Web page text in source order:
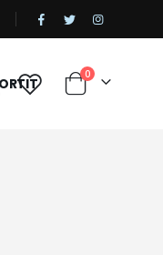
|
Cart
0tuotetta